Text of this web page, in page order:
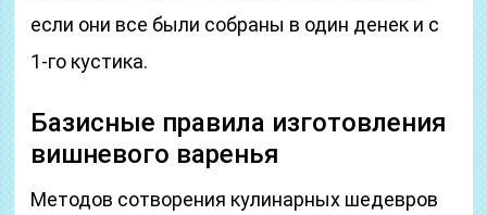
если они все были собраны в один денек и с
1-го кустика.
Базисные правила изготовления
вишневого варенья
Методов сотворения кулинарных шедевров